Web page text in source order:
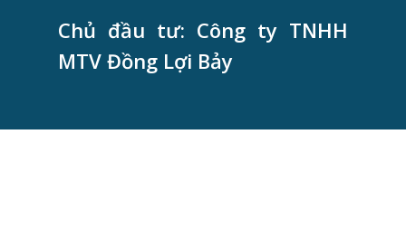
Chủ đầu tư: Công ty TNHH
MTV Đồng Lợi Bảy